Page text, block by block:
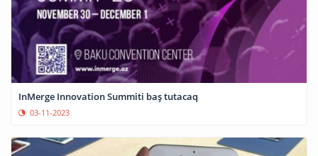
InMerge Innovation Summiti baş tutacaq
03-11-2023